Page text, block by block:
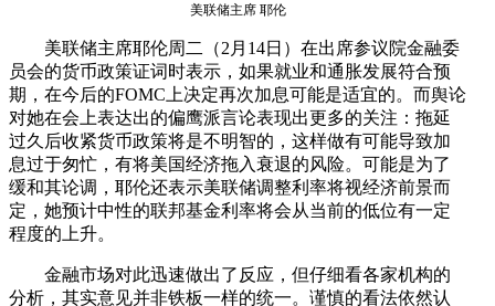
美联储主席 耶伦
美联储主席耶伦周二（2月14日）在出席参议院金融委
员会的货币政策证词时表示，如果就业和通胀发展符合预
期，在今后的FOMC上决定再次加息可能是适宜的。而舆论
对她在会上表达出的偏鹰派言论表现出更多的关注：拖延
过久后收紧货币政策将是不明智的，这样做有可能导致加
息过于匆忙，有将美国经济拖入衰退的风险。可能是为了
缓和其论调，耶伦还表示美联储调整利率将视经济前景而
定，她预计中性的联邦基金利率将会从当前的低位有一定
程度的上升。
金融市场对此迅速做出了反应，但仔细看各家机构的
分析，其实意见并非铁板一样的统一。谨慎的看法依然认